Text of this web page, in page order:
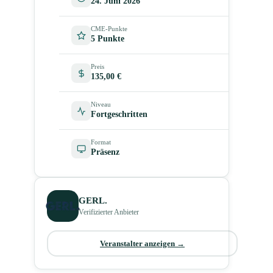
CME-Punkte
5 Punkte
Preis
135,00 €
Niveau
Fortgeschritten
Format
Präsenz
GERL.
Verifizierter Anbieter
Veranstalter anzeigen →